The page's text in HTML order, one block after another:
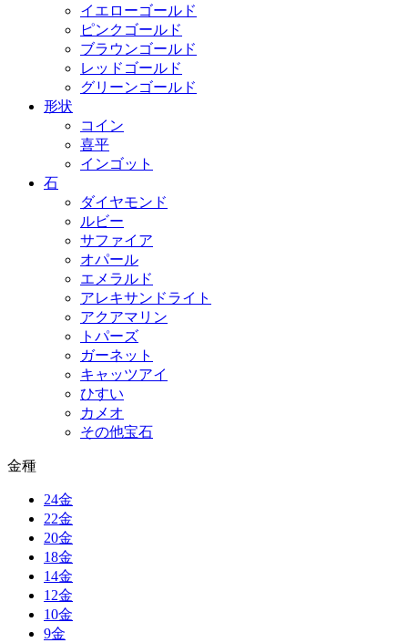
イエローゴールド
ピンクゴールド
ブラウンゴールド
レッドゴールド
グリーンゴールド
形状
コイン
喜平
インゴット
石
ダイヤモンド
ルビー
サファイア
オパール
エメラルド
アレキサンドライト
アクアマリン
トパーズ
ガーネット
キャッツアイ
ひすい
カメオ
その他宝石
金種
24金
22金
20金
18金
14金
12金
10金
9金